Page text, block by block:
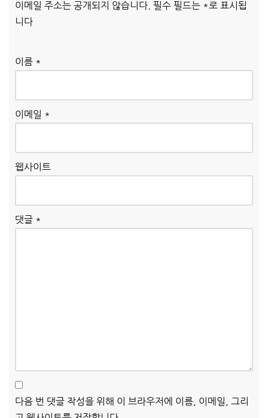
이메일 주소는 공개되지 않습니다. 필수 필드는 *로 표시됩
니다
이름 *
이메일 *
웹사이트
댓글 *
다음 번 댓글 작성을 위해 이 브라우저에 이름, 이메일, 그리